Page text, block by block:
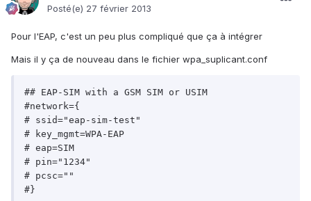
Posté(e) 27 février 2013
Pour l'EAP, c'est un peu plus compliqué que ça à intégrer
Mais il y ça de nouveau dans le fichier wpa_suplicant.conf
## EAP-SIM with a GSM SIM or USIM
#network={
# ssid="eap-sim-test"
# key_mgmt=WPA-EAP
# eap=SIM
# pin="1234"
# pcsc=""